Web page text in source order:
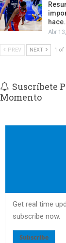
Abr
PREV NEXT 1 of
Suscríbete
Momento
Get real time
subscribe now.
Subscribe